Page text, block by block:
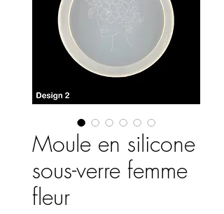
Moule en silicone
sous-verre femme
fleur